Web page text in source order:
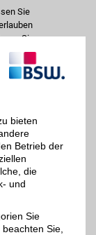
Sie
Sie
im
bieten
Betrieb der
die
und
Sie
Sie,